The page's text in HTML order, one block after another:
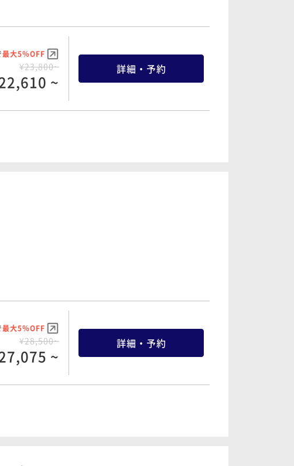
最大5％OFF
¥23,800~
~
詳細・予約
最大5％OFF
¥28,500~
~
詳細・予約